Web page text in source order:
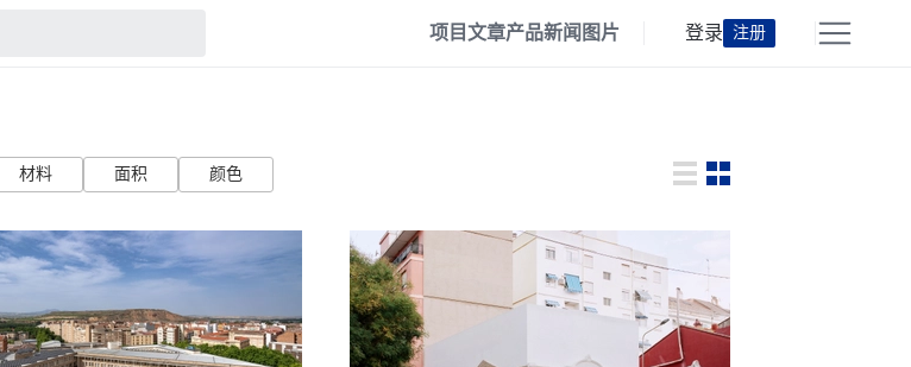
项目文章产品新闻 图片 登录 注册
材料 面积 颜色